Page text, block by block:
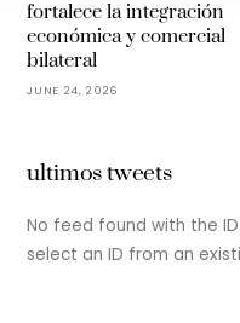
fortalece la integración
económica y comercial
bilateral
JUNE 24, 2026
ultimos tweets
No feed found with the
select an ID from an